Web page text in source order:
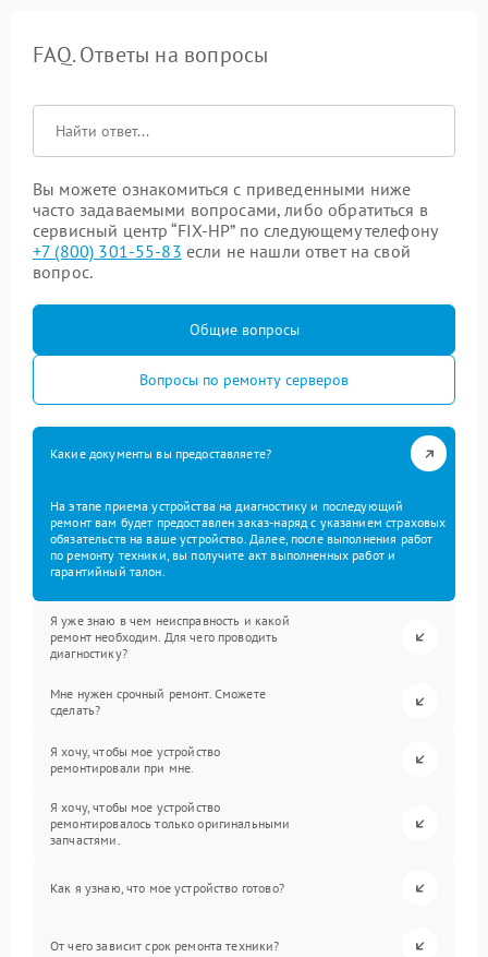
FAQ. Ответы на вопросы
Вы можете ознакомиться с приведенными ниже
часто задаваемыми вопросами, либо обратиться в
сервисный центр “FIX-HP” по следующему телефону
+7 (800) 301-55-83 если не нашли ответ на свой
вопрос.
Общие вопросы
Вопросы по ремонту серверов
Какие документы вы предоставляете?
На этапе приема устройства на диагностику и последующий
ремонт вам будет предоставлен заказ-наряд с указанием страховых
обязательств на ваше устройство. Далее, после выполнения работ
по ремонту техники, вы получите акт выполненных работ и
гарантийный талон.
Я уже знаю в чем неисправность и какой
ремонт необходим. Для чего проводить
диагностику?
Мне нужен срочный ремонт. Сможете
сделать?
Я хочу, чтобы мое устройство
ремонтировали при мне.
Я хочу, чтобы мое устройство
ремонтировалось только оригинальными
запчастями.
Как я узнаю, что мое устройство готово?
От чего зависит срок ремонта техники?